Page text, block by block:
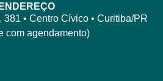
ENDEREÇO
• Centro Cívico • Curitiba/PR
com agendamento)